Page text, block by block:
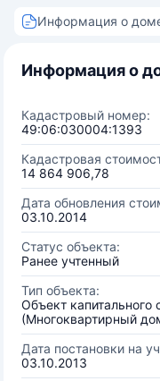
Информация о
Информация о
Кадастровый номер:
49:06:030004:1393
Кадастровая
14 864 906,78
Дата обновления
03.10.2014
Статус объекта:
Ранее учтенный
Тип объекта:
Объект капитального
(Многоквартирный
Дата постановки на
03.10.2013